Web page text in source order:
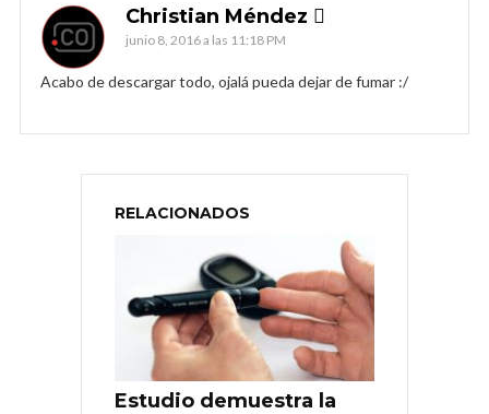
Christian Méndez 
junio 8, 2016 a las 11:18 PM
Acabo de descargar todo, ojalá pueda dejar de fumar :/
RELACIONADOS
Estudio demuestra la